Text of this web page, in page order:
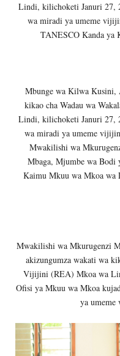
Lindi, kilichoketi Januri 27,
wa miradi ya umeme
TANESCO Kanda ya
Mbunge wa Kilwa Kusini,
kikao cha Wadau wa
Lindi, kilichoketi Januri 27,
wa miradi ya umeme
Mwakilishi wa
Mbaga, Mjumbe wa
Kaimu Mkuu wa Mkoa wa
Mwakilishi wa Mkurugenzi
akizungumza wakati wa
Vijijini (REA) Mkoa wa
Ofisi ya Mkuu wa Mkoa
ya